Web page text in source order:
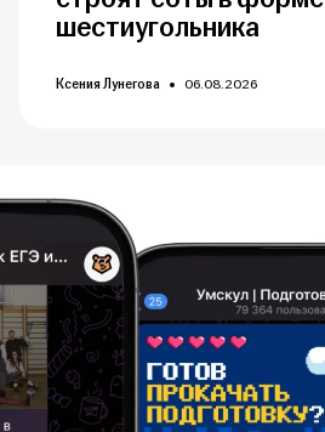
шестиугольника
Ксения Лунегова 06.08.2026